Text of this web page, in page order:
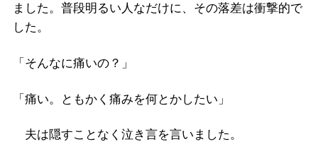
ました。普段明るい人なだけに、その落差は衝撃的で
した。
「そんなに痛いの？」
「痛い。ともかく痛みを何とかしたい」
夫は隠すことなく泣き言を言いました。